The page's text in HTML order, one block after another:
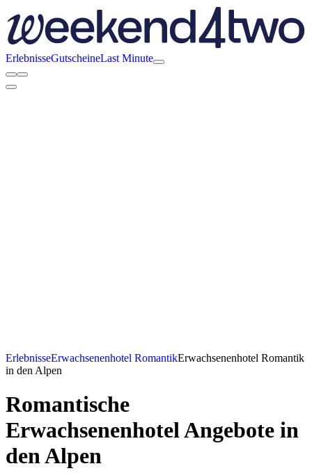
ErlebnisseGutscheineLast Minute
ErlebnisseErwachsenenhotel RomantikErwachsenenhotel Romantik
in den Alpen
Romantische
Erwachsenenhotel Angebote in
den Alpen